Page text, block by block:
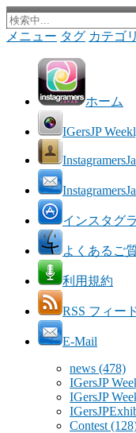
メニュー タグ カテゴ
ホーム
IGersJP
インスタグ
よくあるご
利用規約
RSS フィー
E-Mail
news (478)
IGersJP
IGersJP
Contest